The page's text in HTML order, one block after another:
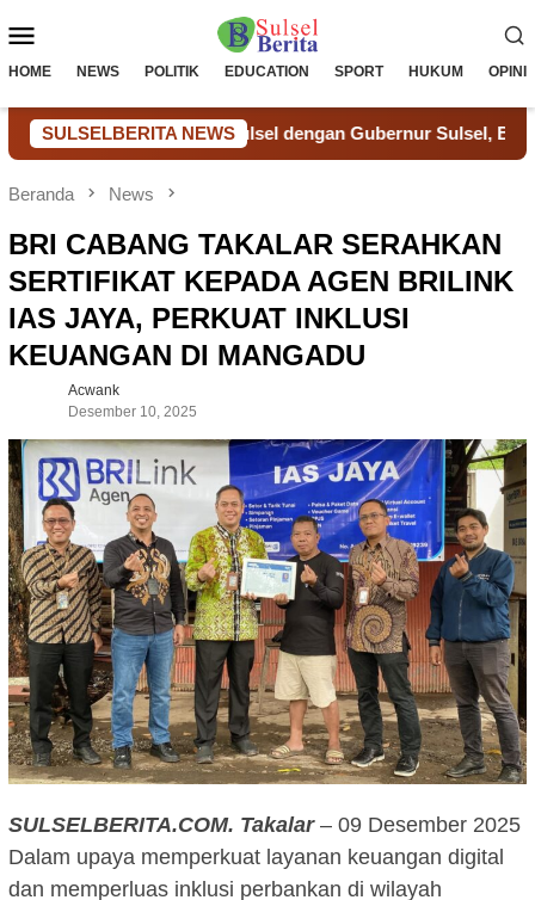
ke
Mobile
HOME NEWS POLITIK EDUCATION SPORT HUKUM OPINI
SULSELBERITA NEWS
Ditjenpas Sulsel dengan Gubernur Sulsel, Bahas Sinergi
Beranda News
BRI CABANG TAKALAR SERAHKAN
SERTIFIKAT KEPADA AGEN BRILINK
IAS JAYA, PERKUAT INKLUSI
KEUANGAN DI MANGADU
Acwank
Desember 10, 2025
SULSELBERITA.COM. Takalar– 09 Desember 2025
Dalam upaya memperkuat layanan keuangan digital
dan memperluas inklusi perbankan di wilayah